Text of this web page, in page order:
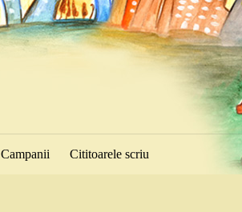
Campanii Cititoarele scriu